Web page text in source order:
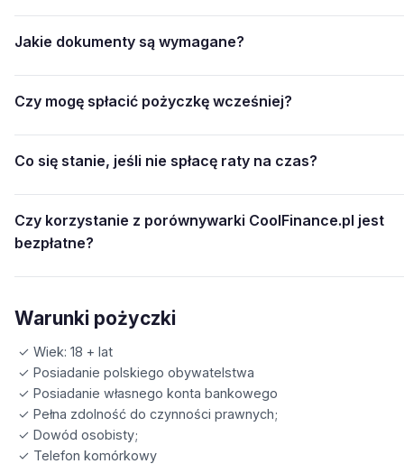
Jakie dokumenty są wymagane?
Czy mogę spłacić pożyczkę wcześniej?
Co się stanie, jeśli nie spłacę raty na czas?
Czy korzystanie z porównywarki CoolFinance.pl jest
bezpłatne?
Warunki pożyczki
✓ Wiek: 18 + lat
✓ Posiadanie polskiego obywatelstwa
✓ Posiadanie własnego konta bankowego
✓ Pełna zdolność do czynności prawnych;
✓ Dowód osobisty;
✓ Telefon komórkowy